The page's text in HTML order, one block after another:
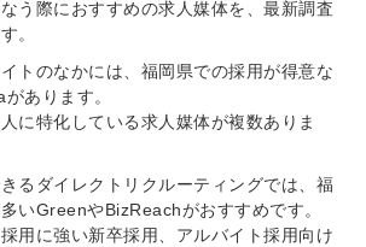
う際におすすめの求人媒体を、最新調査
。
トのなかには、福岡県での採用が得意な
あります。
に特化している求人媒体が複数ありま
るダイレクトリクルーティングでは、福
いGreenやBizReachがおすすめです。
用に強い新卒採用、アルバイト採用向け